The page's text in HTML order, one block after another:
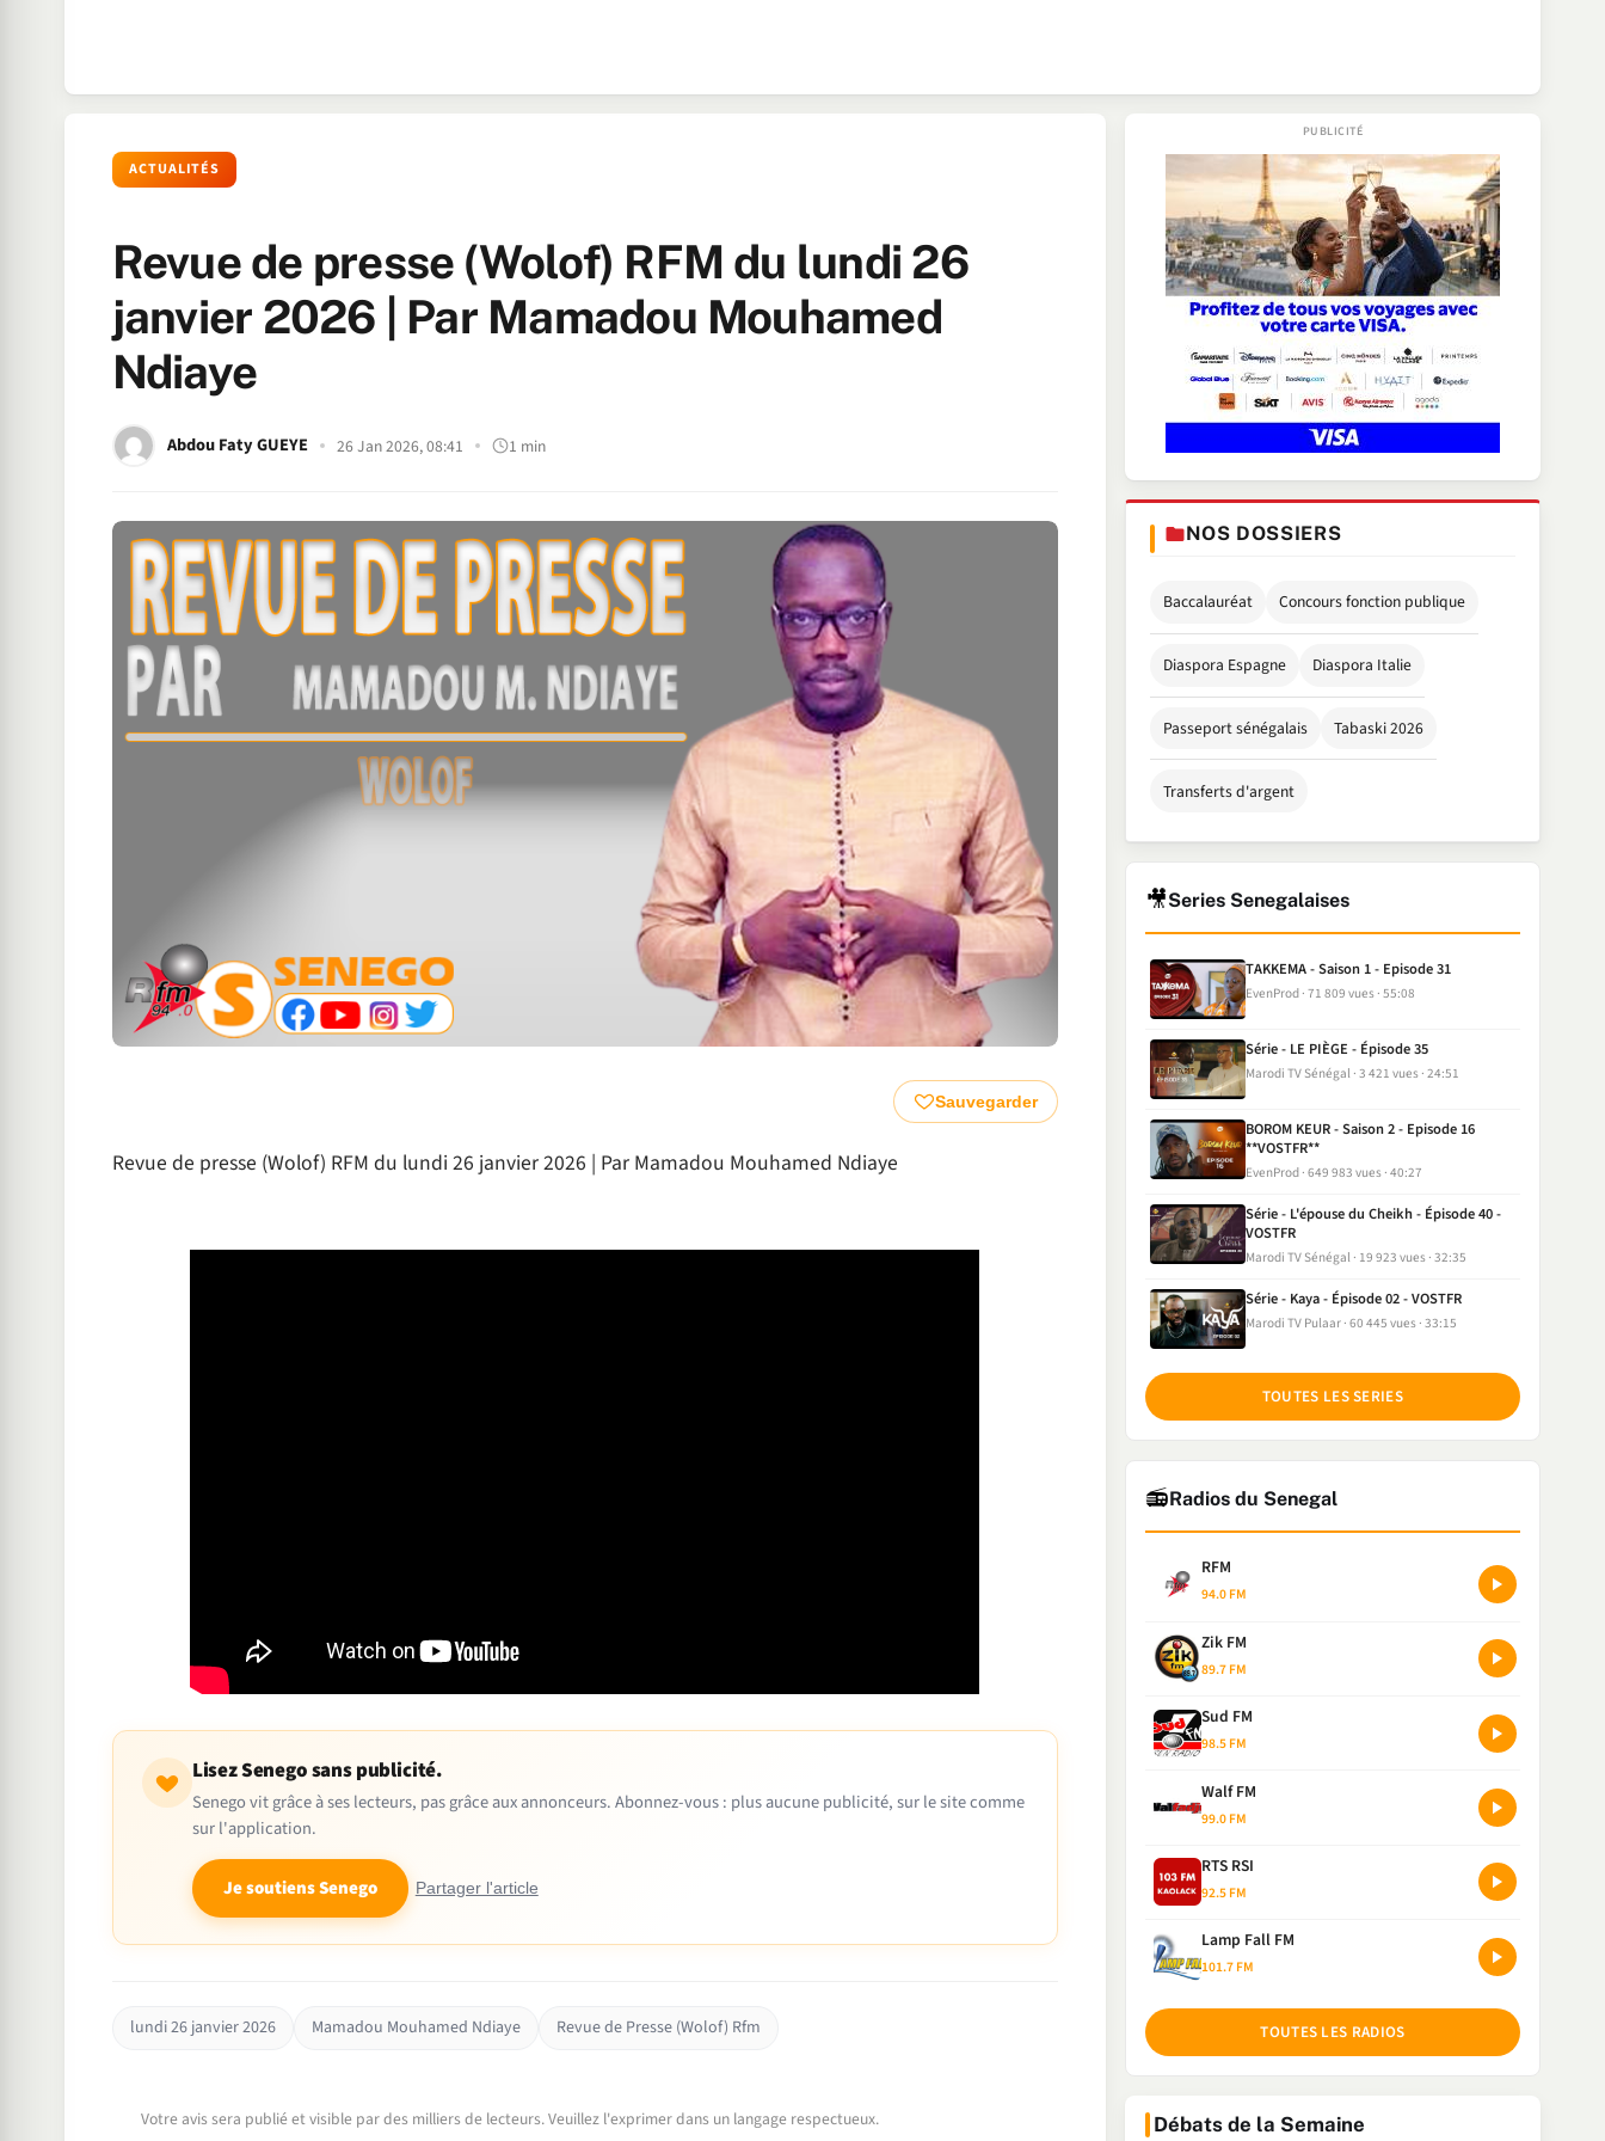
ACTUALITÉS
Revue de presse (Wolof) RFM du lundi 26
janvier 2026 | Par Mamadou Mouhamed
Ndiaye
Abdou Faty GUEYE 26 Jan 2026, 08:41 1 min
Sauvegarder
Revue de presse (Wolof) RFM du lundi 26 janvier 2026 | Par Mamadou Mouhamed Ndiaye
Lisez Senego sans publicité.
Senego vit grâce à ses lecteurs, pas grâce aux annonceurs. Abonnez-vous : plus aucune publicité, sur le site comme
sur l'application.
Je soutiens Senego Partager l'article
lundi 26 janvier 2026 Mamadou Mouhamed Ndiaye Revue de Presse (Wolof) Rfm
Votre avis sera publié et visible par des milliers de lecteurs. Veuillez l'exprimer dans un langage respectueux.
NOS DOSSIERS
Baccalauréat Concours fonction publique
Diaspora Espagne Diaspora Italie
Passeport sénégalais Tabaski 2026
Transferts d'argent
🎥Series Senegalaises
TAKKEMA - Saison 1 - Episode 31
EvenProd 71 809 vues 55:08
Série - LE PIÈGE - Épisode 35
Marodi TV Sénégal 3 421 vues 24:51
BOROM KEUR - Saison 2 - Episode 16
**VOSTFR**
EvenProd 649 983 vues 40:27
Série - L'épouse du Cheikh - Épisode 40 -
VOSTFR
Marodi TV Sénégal 19 923 vues 32:35
Série - Kaya - Épisode 02 - VOSTFR
Marodi TV Pulaar 60 445 vues 33:15
TOUTES LES SERIES
📻Radios du Senegal
RFM
94.0 FM
Zik FM
89.7 FM
Sud FM
98.5 FM
Walf FM
99.0 FM
RTS RSI
92.5 FM
Lamp Fall FM
101.7 FM
TOUTES LES RADIOS
Débats de la Semaine